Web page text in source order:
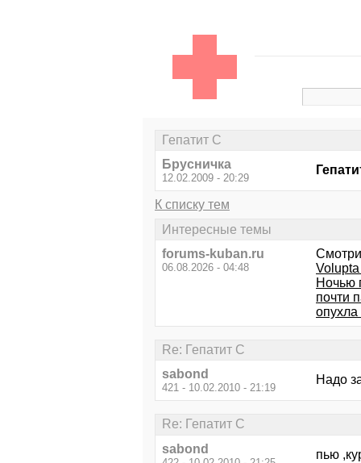
Гепатит С
Брусничка
12.02.2009 - 20:29
К списку тем
Интересные темы
forums-kuban.ru
06.08.2026 - 04:48
Volupta
Ночью
почти
Re: Гепатит С
sabond
421 - 10.02.2010 - 21:19
Надо
Re: Гепатит С
sabond
пью